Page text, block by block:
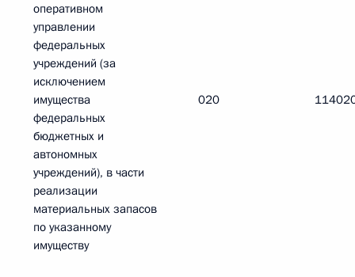
оперативном
управлении
федеральных
учреждений (за
исключением
имущества
федеральных
бюджетных и
автономных
учреждений), в части
реализации
материальных запасов
по указанному
имуществу
020